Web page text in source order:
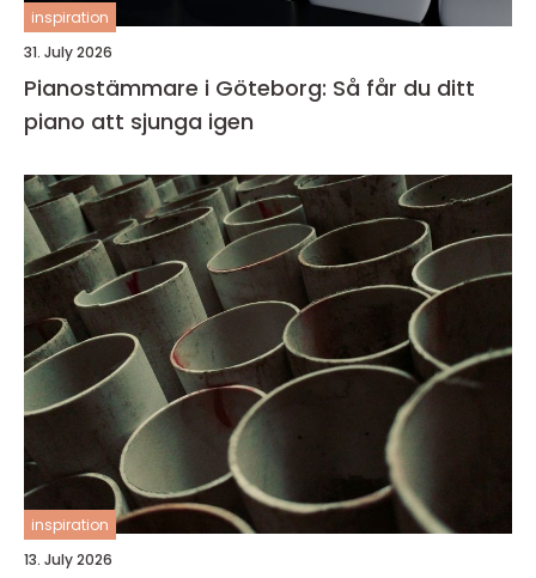
inspiration
31. July 2026
Pianostämmare i Göteborg: Så får du ditt
piano att sjunga igen
inspiration
13. July 2026